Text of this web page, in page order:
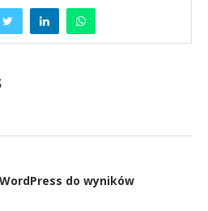
do wyników